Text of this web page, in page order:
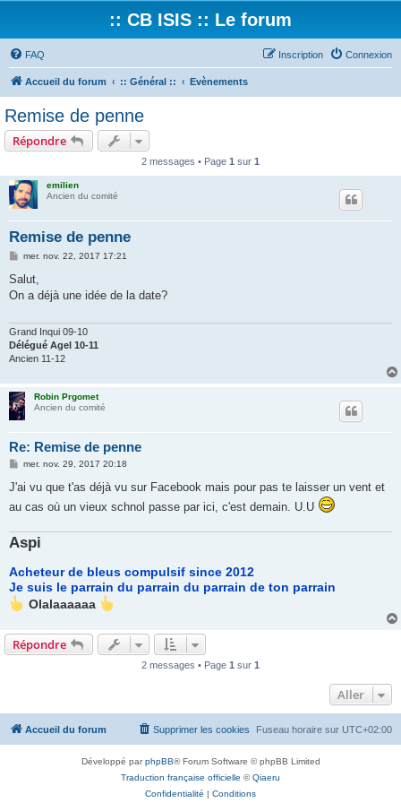
:: CB ISIS :: Le forum
FAQ Connexion
Inscription
Accueil du forum :: Général :: Evènements
Remise de penne
Répondre
2 messages • Page 1 sur 1
emilien
Ancien du comité
Remise de penne
M
s
a
mer. nov. 22, 2017 17:21
Salut,
On a déjà une idée de la date?
Grand Inqui 09-10
Délégué Agel 10-11
Ancien 11-12
Robin Prgomet
Ancien du comité
Re: Remise de penne
M
s
a
mer. nov. 29, 2017 20:18
J'ai vu que t'as déjà vu sur Facebook mais pour pas te laisser un vent et
au cas où un vieux schnol passe par ici, c'est demain. U.U
Aspi
Acheteur de bleus compulsif since 2012
Je suis le parrain du parrain du parrain de ton parrain
Olalaaaaaa
Répondre
2 messages • Page 1 sur 1
Aller
Accueil du forum Fuseau horaire sur UTC+02:00
Supprimer les cookies
Développé parphpBB® Forum Software © phpBB Limited
Traduction française officielle ©Qiaeru
Confidentialité | Conditions